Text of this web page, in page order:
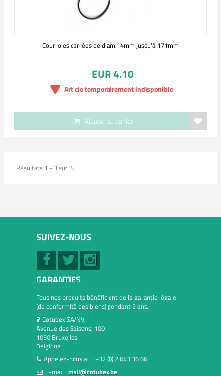
Courroies carrées de diam.14mm jusqu'à 171mm
EUR 4.10
Article temporairement indisponible
Ajouter au panier
Résultats 1 - 3 sur 3.
SUIVEZ-NOUS
GARANTIES
Tous nos produits bénéficient de la garantie légale
(de conformité des biens) pendant 2 ans.
Cotubex SA/NV,
Avenue des Saisons, 100
1050 Bruxelles
Belgique
Appelez-nous au : +32 (0) 2 643 36 66
E-mail : mail@cotubex.be